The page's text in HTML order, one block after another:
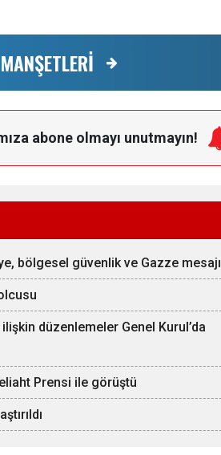
abone olmayı unutmayın!
bölgesel güvenlik ve Gazze mesajı
düzenlemeler Genel Kurul’da
Prensi ile görüştü